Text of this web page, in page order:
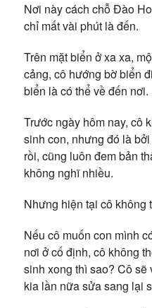
Nơi này cách chỗ Đào
chỉ mất vài phút là đến.
Trên mặt biển ở xa xa,
cảng, cô hướng bờ biển
biển là có thể về đến nơi.
Trước ngày hôm nay, cô
sinh con, nhưng đó là
rồi, cũng luôn đem bản
không nghĩ nhiều.
Nhưng hiện tại cô không
Nếu cô muốn con mình
nơi ở cố định, cô không
sinh xong thì sao? Cô
kia lần nữa sửa sang lại